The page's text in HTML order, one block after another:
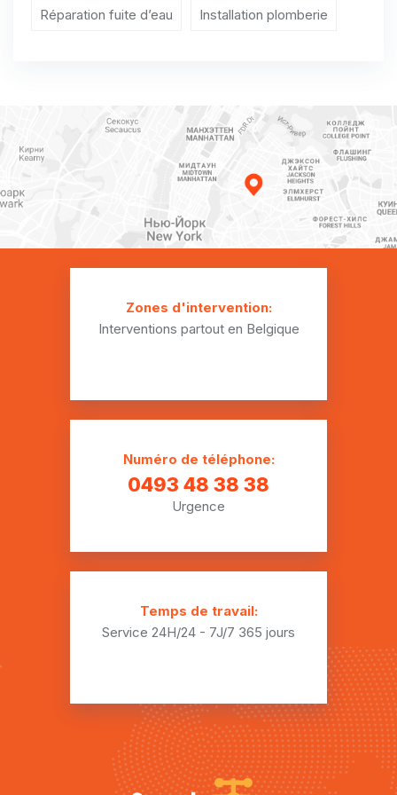
Installation plomberie Walhain
Installation plomberie Waterloo
Installation plomberie Wavre
Installation plomberie Archennes
Installation plomberie Baulers
Installation plomberie Bierges
Installation plomberie Biez
Installation plomberie Bomal
Installation plomberie Bonlez
Installation plomberie Bossut-Gottechain
Installation plomberie Céroux-Mousty
Installation plomberie Chastre-Villeroux-Blanmont
Réparation fuite d’eau Installation plomberie
Zones d'intervention:
Interventions partout en Belgique
Numéro de téléphone:
0493 48 38 38
Urgence
Temps de travail:
Service 24H/24 - 7J/7 365 jours